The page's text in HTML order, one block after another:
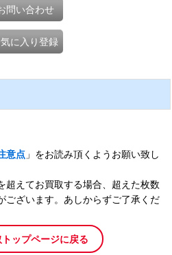
問い合わせ
に入り登録
意点 」をお読み頂くようお願い致し
超えてお買取する場合、超えた枚数
ございます。あしからずご了承くだ
ップページに戻る